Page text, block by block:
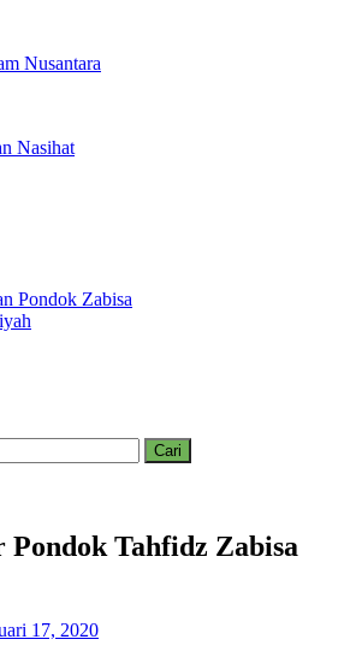
Nusantara – Rumah Tahfidz Zabisa (Zaid bin
Manfaat untuk Ummat
Nasihat
Pondok Zabisa
Tahfidz Zabisa
17, 2020